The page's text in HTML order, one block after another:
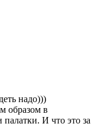
надо)))
образом в
И что это за